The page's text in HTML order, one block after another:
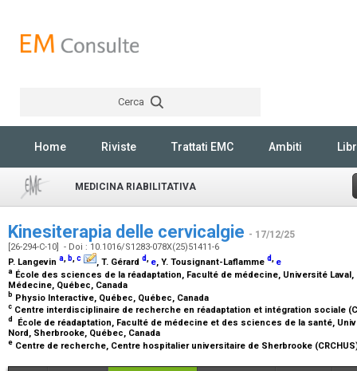
Cerca
Home Riviste Trattati EMC Ambiti
MEDICINA RIABILITATIVA
Kinesiterapia delle cervicalgie - 17/12/25
[26-294-C-10] - Doi : 10.1016/S1283-078X(25)51411-6
P. Langevin a, b,c , T. Gérard d, e, Y. Tousignant-Laflamme d, e
a École des sciences de la réadaptation, Faculté de médecine, Université Laval,
Médecine, Québec, Canada
b Physio Interactive, Québec, Québec, Canada
c Centre interdisciplinaire de recherche en réadaptation et intégration sociale
d
École de réadaptation, Faculté de médecine et des sciences de la santé,
Nord, Sherbrooke, Québec, Canada
e Centre de recherche, Centre hospitalier universitaire de Sherbrooke